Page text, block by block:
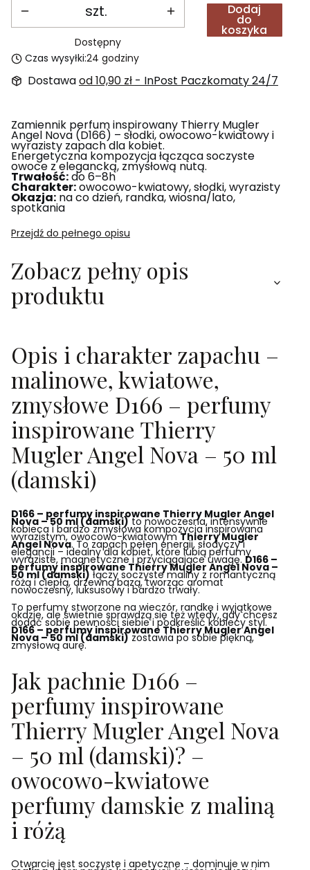
szt.
Dostępny
Dodaj
do
koszyka
Czas wysyłki:24 godziny
Dostawaod 10,90 zł - InPost Paczkomaty 24/7
Zamiennik perfum inspirowany Thierry Mugler
Angel Nova (D166) – słodki, owocowo-kwiatowy i
wyrazisty zapach dla kobiet.
Energetyczna kompozycja łącząca soczyste
owoce z elegancką, zmysłową nutą.
Trwałość:do 6–8h
Charakter:owocowo-kwiatowy, słodki, wyrazisty
Okazja: na co dzień, randka, wiosna/lato,
spotkania
Przejdź do pełnego opisu
Zobacz pełny opis
produktu
Opis i charakter zapachu –
malinowe, kwiatowe,
zmysłowe D166 – perfumy
inspirowane Thierry
Mugler Angel Nova – 50 ml
(damski)
D166 – perfumy inspirowane Thierry Mugler Angel
Nova – 50 ml (damski)to nowoczesna, intensywnie
kobieca i bardzo zmysłowa kompozycja inspirowana
wyrazistym, owocowo-kwiatowymThierry Mugler
Angel Nova. To zapach pełen energii, słodyczy i
elegancji – idealny dla kobiet, które lubią perfumy
wyraziste, magnetyczne i przyciągające uwagę.D166 –
perfumy inspirowane Thierry Mugler Angel Nova –
50 ml (damski)łączy soczyste maliny z romantyczną
różą i ciepłą, drzewną bazą, tworząc aromat
nowoczesny, luksusowy i bardzo trwały.
To perfumy stworzone na wieczór, randkę i wyjątkowe
okazje, ale świetnie sprawdzą się też wtedy, gdy chcesz
dodać sobie pewności siebie i podkreślić kobiecy styl.
D166 – perfumy inspirowane Thierry Mugler Angel
Nova – 50 ml (damski)zostawia po sobie piękną,
zmysłową aurę.
Jak pachnie D166 –
perfumy inspirowane
Thierry Mugler Angel Nova
– 50 ml (damski)? –
owocowo-kwiatowe
perfumy damskie z maliną
i różą
Otwarcie jest soczyste i apetyczne – dominuje w nim